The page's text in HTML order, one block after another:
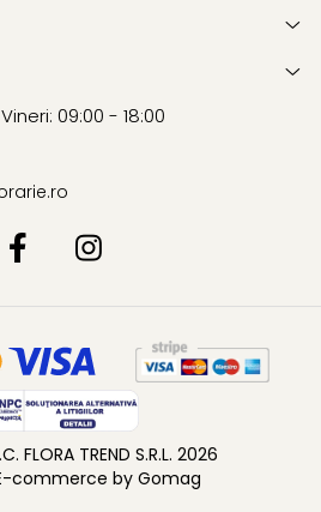
09:00 - 18:00
FLORA TREND S.R.L. 2026
commerce by Gomag